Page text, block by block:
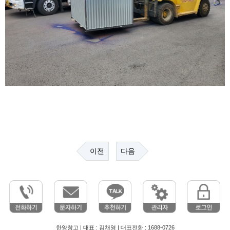
이전 다음
한양창고 | 대표 : 김채영 | 대표전화 : 1688-0726